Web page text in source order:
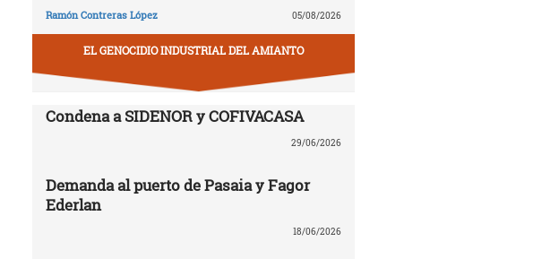
Ramón Contreras López 05/08/2026
EL GENOCIDIO INDUSTRIAL DEL AMIANTO
Condena a SIDENOR y COFIVACASA
29/06/2026
Demanda al puerto de Pasaia y Fagor
Ederlan
18/06/2026